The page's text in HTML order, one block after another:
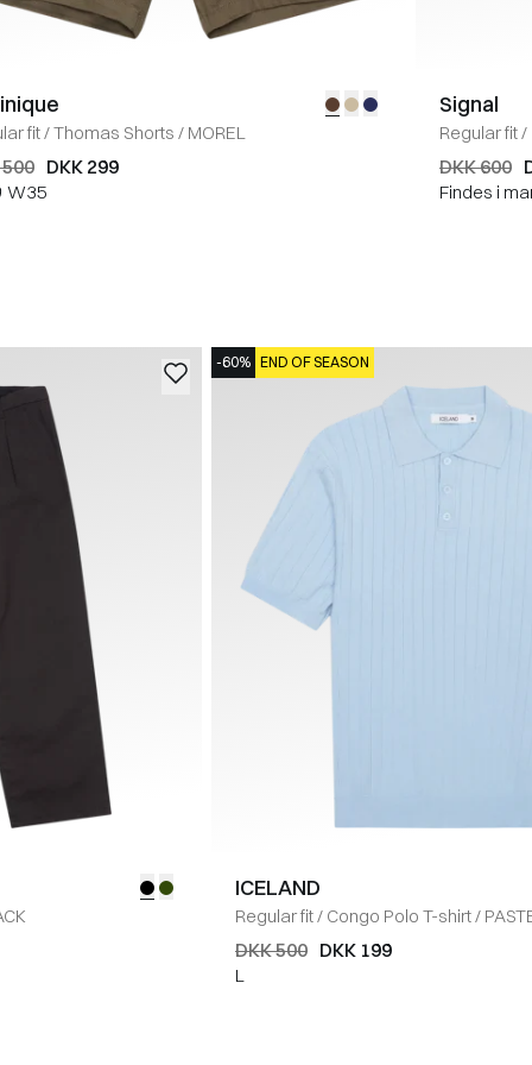
fit/Thomas Shorts / MOREL
DKK 299
W35
Signal
Regular fit/
DKK 600
Findes i
-60% END OF SEASON
ICELAND
Regular fit/ Congo Polo T-shirt/
DKK 500 DKK 199
L